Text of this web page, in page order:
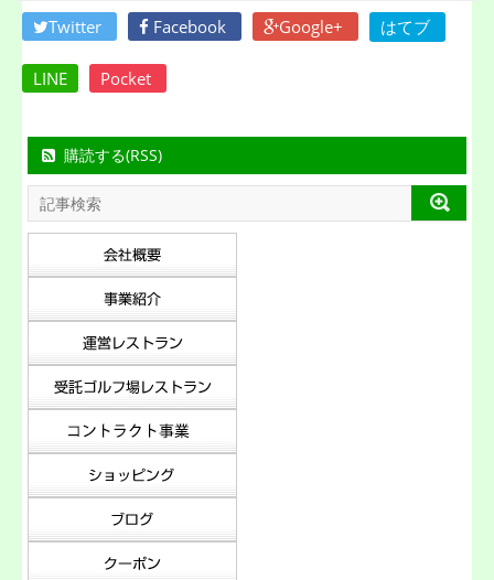
Twitter Facebook Google+ はてブ
LINE Pocket
購読する(RSS)